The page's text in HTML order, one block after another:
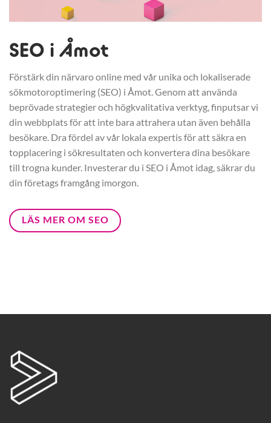
SEO i Åmot
Förstärk din närvaro online med vår unika och lokaliserade
sökmotoroptimering (SEO) i Åmot. Genom att använda
beprövade strategier och högkvalitativa verktyg, finputsar vi
din webbplats för att inte bara attrahera utan även behålla
besökare. Dra fördel av vår lokala expertis för att säkra en
topplacering i sökresultaten och konvertera dina besökare
till trogna kunder. Investerar du i SEO i Åmot idag, säkrar du
din företags framgång imorgon.
LÄS MER OM SEO